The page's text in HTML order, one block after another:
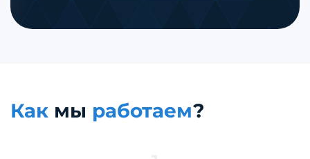
Как мы работаем?